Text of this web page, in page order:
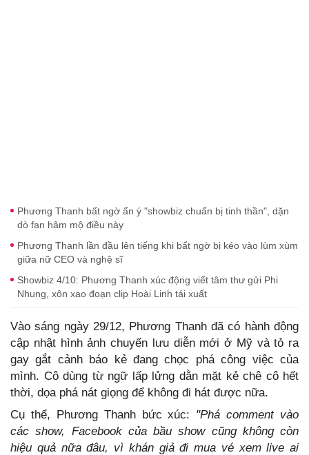
Phương Thanh bất ngờ ẩn ý "showbiz chuẩn bị tinh thần", dặn
dò fan hâm mộ điều này
Phương Thanh lần đầu lên tiếng khi bất ngờ bị kéo vào lùm xùm
giữa nữ CEO và nghệ sĩ
Showbiz 4/10: Phương Thanh xúc động viết tâm thư gửi Phi
Nhung, xôn xao đoạn clip Hoài Linh tái xuất
Vào sáng ngày 29/12, Phương Thanh đã có hành động
cập nhật hình ảnh chuyến lưu diễn mới ở Mỹ và tỏ ra
gay gắt cảnh báo kẻ đang chọc phá công việc của
mình. Cô dùng từ ngữ lấp lửng dằn mặt kẻ chê cô hết
thời, dọa phá nát giọng để không đi hát được nữa.
Cụ thể, Phương Thanh bức xúc: "Phá comment vào
các show, Facebook của bầu show cũng không còn
hiệu quả nữa đâu, vì khán giả đi mua vé xem live ai